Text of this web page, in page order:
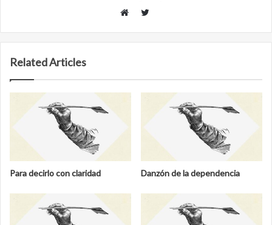
Twitter
Related Articles
Para decirlo con claridad Danzón de la dependencia